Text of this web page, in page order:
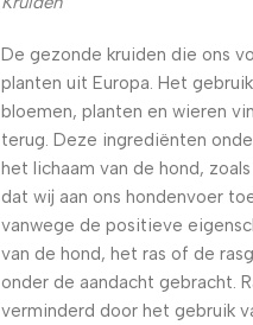
De gezonde kruiden die ons
planten uit Europa. Het
bloemen, planten en wieren
terug. Deze ingrediënten
het lichaam van de hond,
dat wij aan ons hondenvoer
vanwege de positieve
van de hond, het ras of de
onder de aandacht gebracht.
verminderd door het gebruik